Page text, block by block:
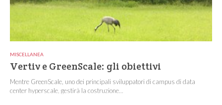
MISCELLANEA
Vertiv e GreenScale: gli obiettivi
Mentre GreenScale, uno dei principali sviluppatori di campus di data
center hyperscale, gestirà la costruzione...